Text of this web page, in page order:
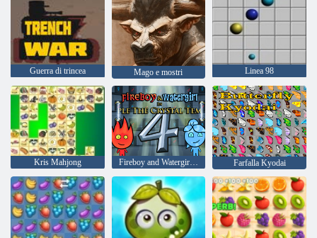
Guerra di trincea Mago e mostri Linea 98
Kris Mahjong Fireboy and Watergirl 4: Tempio di Cristallo Farfalla Kyodai